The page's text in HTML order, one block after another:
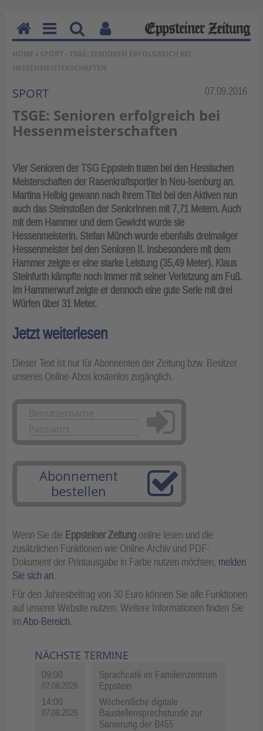
SIE BEFINDEN SICH HIER:
HOME › SPORT › TSGE: SENIOREN ERFOLGREICH BEI
HESSENMEISTERSCHAFTEN
Rubrik:
SPORT 07.09.2016
TSGE: Senioren erfolgreich bei
Hessenmeisterschaften
Vier Senioren der TSG Eppstein traten bei den Hessischen
Meisterschaften der Rasenkraftsportler in Neu-Isenburg an.
Martina Helbig gewann nach ihrem Titel bei den Aktiven nun
auch das Steinstoßen der Seniorinnen mit 7,71 Metern. Auch
mit dem Hammer und dem Gewicht wurde sie
Hessenmeisterin. Stefan Münch wurde ebenfalls dreimaliger
Hessenmeister bei den Senioren II. Insbesondere mit dem
Hammer zeigte er eine starke Leistung (35,49 Meter). Klaus
Steinfurth kämpfte noch immer mit seiner Verletzung am Fuß.
Im Hammerwurf zeigte er dennoch eine gute Serie mit drei
Würfen über 31 Meter.
Jetzt weiterlesen
Dieser Text ist nur für Abonnenten der Zeitung bzw. Besitzer
unseres Online-Abos kostenlos zugänglich.
Anmelden
Abonnement
bestellen
Wenn Sie die Eppsteiner Zeitung online lesen und die
zusätzlichen Funktionen wie Online-Archiv und PDF-
Dokument der Printausgabe in Farbe nutzen möchten, melden
Sie sich an.
Für den Jahresbeitrag von 30 Euro können Sie alle Funktionen
auf unserer Website nutzen. Weitere Informationen finden Sie
imAbo-Bereich.
NÄCHSTE TERMINE
09:00
07.08.2026
Sprachcafé im Familienzentrum
Eppstein
14:00
07.08.2026
Wöchentliche digitale
Baustellensprechstunde zur
Sanierung der B455
H
o
m
e
M
en
u
Su
ch
en
Be
nu
tz
kti
on